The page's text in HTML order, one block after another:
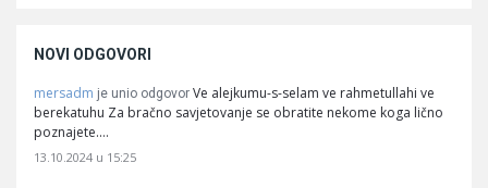
NOVI ODGOVORI
mersadm je unio odgovor Ve alejkumu-s-selam ve rahmetullahi ve
berekatuhu Za bračno savjetovanje se obratite nekome koga lično
poznajete.…
13.10.2024 u 15:25